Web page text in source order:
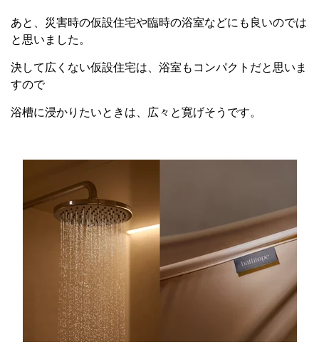
あと、災害時の仮設住宅や臨時の浴室などにも良いのでは
と思いました。
決して広くない仮設住宅は、浴室もコンパクトだと思いま
すので
浴槽に浸かりたいときは、広々と寛げそうです。